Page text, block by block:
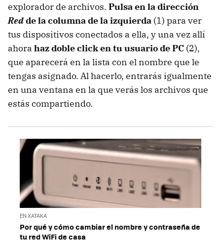
explorador de archivos. Pulsa en la dirección
Redde la columna de la izquierda (1) para ver
tus dispositivos conectados a ella, y una vez allí
ahora haz doble click en tu usuario de PC (2),
que aparecerá en la lista con el nombre que le
tengas asignado. Al hacerlo, entrarás igualmente
en una ventana en la que verás los archivos que
estás compartiendo.
EN XATAKA
Por qué y cómo cambiar el nombre y contraseña de
tu red WiFi de casa